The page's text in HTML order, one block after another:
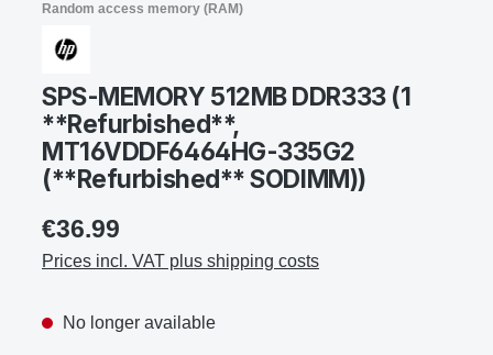
Random access memory (RAM)
SPS-MEMORY 512MB DDR333 (1
**Refurbished**,
MT16VDDF6464HG-335G2
(**Refurbished** SODIMM))
€36.99
Prices incl. VAT plus shipping costs
No longer available